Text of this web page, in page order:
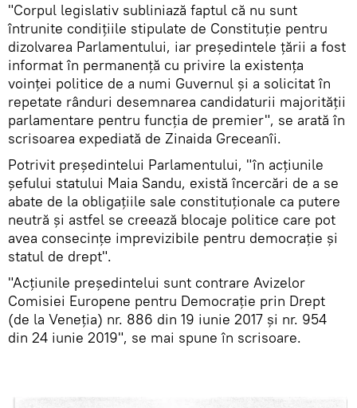
"Corpul legislativ subliniază faptul că nu sunt
întrunite condițiile stipulate de Constituție pentru
dizolvarea Parlamentului, iar președintele țării a fost
informat în permanență cu privire la existența
voinței politice de a numi Guvernul și a solicitat în
repetate rânduri desemnarea candidaturii majorității
parlamentare pentru funcția de premier", se arată în
scrisoarea expediată de Zinaida Greceanîi.
Potrivit președintelui Parlamentului, "în acțiunile
șefului statului Maia Sandu, există încercări de a se
abate de la obligațiile sale constituționale ca putere
neutră și astfel se creează blocaje politice care pot
avea consecințe imprevizibile pentru democrație și
statul de drept".
"Acțiunile președintelui sunt contrare Avizelor
Comisiei Europene pentru Democrație prin Drept
(de la Veneția) nr. 886 din 19 iunie 2017 și nr. 954
din 24 iunie 2019", se mai spune în scrisoare.